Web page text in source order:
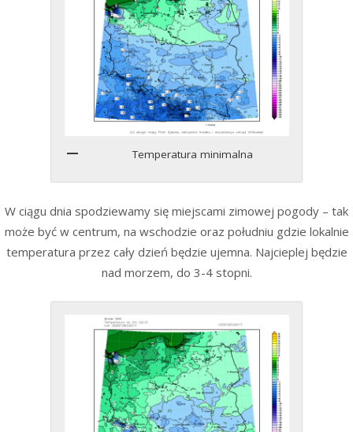
Temperatura minimalna
W ciągu dnia spodziewamy się miejscami zimowej pogody – tak
może być w centrum, na wschodzie oraz południu gdzie lokalnie
temperatura przez cały dzień będzie ujemna. Najcieplej będzie
nad morzem, do 3-4 stopni.